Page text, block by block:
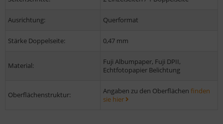
Ausrichtung: Querformat
Stärke Doppelseite: 0,47 mm
Material:
Fuji Albumpaper, Fuji DPII,
Echtfotopapier Belichtung
Oberflächenstruktur: Angaben zu den Oberflächen finden
sie hier